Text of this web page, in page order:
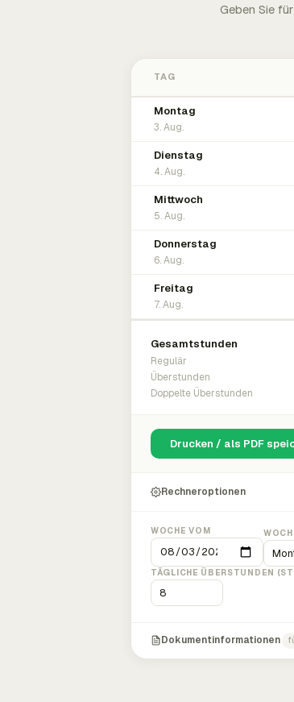
Geben Sie
TAG
Montag
3. Aug.
Dienstag
4. Aug.
Mittwoch
5. Aug.
Donnerstag
6. Aug.
Freitag
7. Aug.
Gesamtstunden
Regulär
Überstunden
Doppelte Überstunden
Drucken / als PDF
Rechneroptionen
WOCHE VOM
TÄGLICHE ÜBERSTUNDEN
Dokumentinformationen